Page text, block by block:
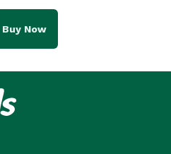
Buy Now